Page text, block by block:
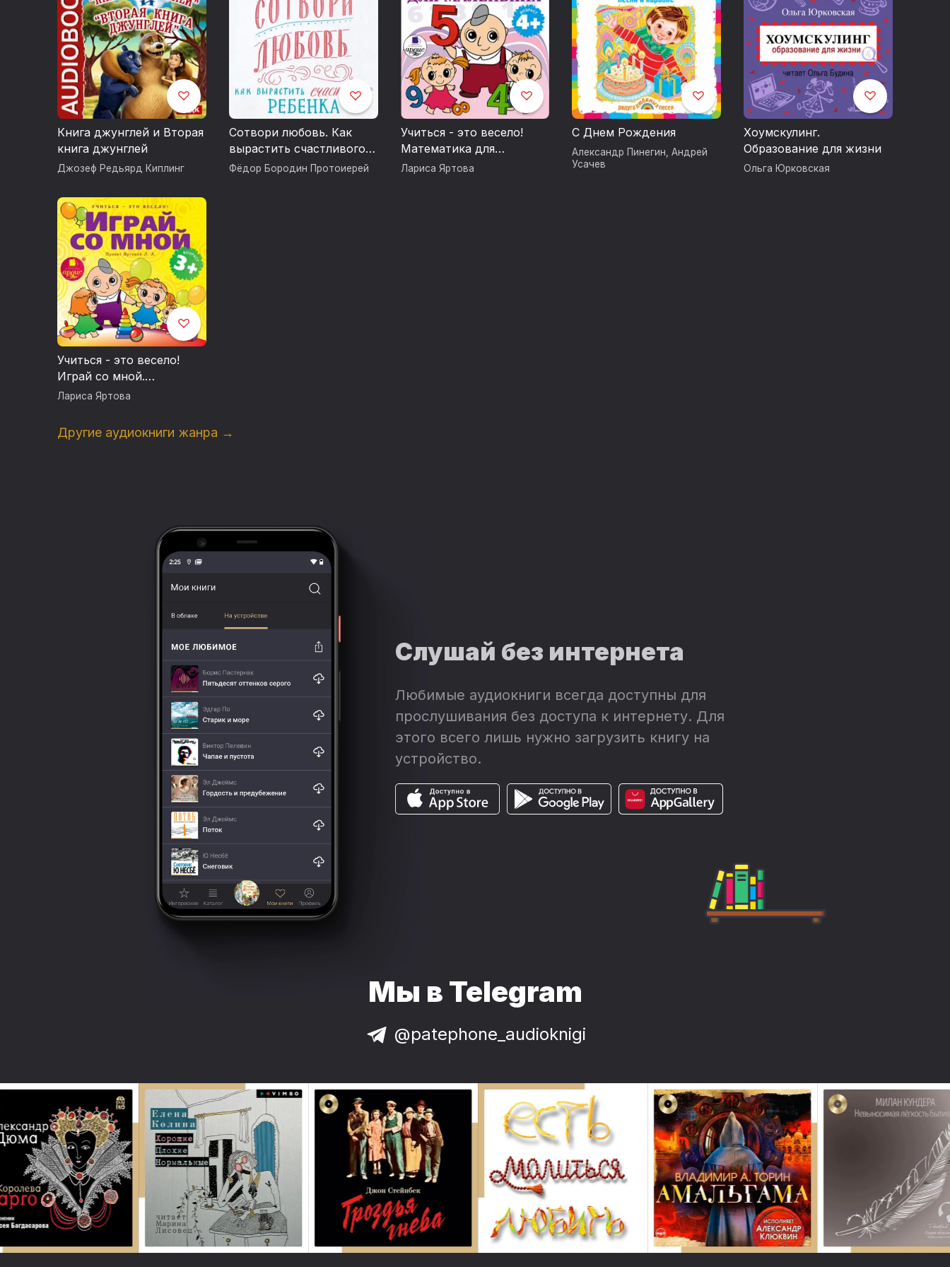
Книга джунглей и Вторая
книга джунглей
Джозеф Редьярд Киплинг
Сотвори любовь. Как
вырастить счастливого
ребенка
Фёдор Бородин Протоиерей
Учиться - это весело!
Математика для
маленьких
Лариса Яртова
С Днем Рождения
Александр Пинегин Андрей
Усачев
Хоумскулинг.
Образование для жизни
Ольга Юрковская
Учиться - это весело!
Играй со мной.
Подвижные музыкально-
детей
Лариса Яртова
Другие аудиокниги жанра →
Слушай без интернета
Любимые аудиокниги всегда доступны для
прослушивания без доступа к интернету. Для
этого всего лишь нужно загрузить книгу на
устройство.
Мы в Telegram
@patephone_audioknigi